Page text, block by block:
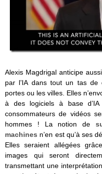
Alexis Magdrigal anticipe
par l’IA dans tout un tas de
portes ou les villes. Elles
à des logiciels à base
consommateurs de vidéos
hommes ! La notion de
machines n’en est qu’à ses
Elles seraient allégées
images qui seront
transmettant une